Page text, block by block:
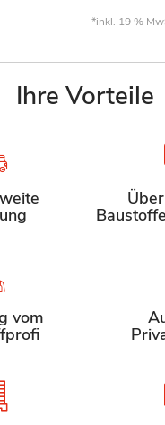
*inkl. 19 %
Ihre Vorteile
vom